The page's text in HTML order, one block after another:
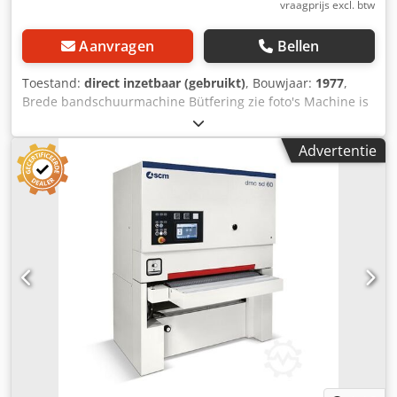
vraagprijs excl. btw
Aanvragen Bellen
Toestand: direct inzetbaar (gebruikt), Bouwjaar: 1977,
Brede bandschuurmachine Bütfering zie foto's Machine is
per direct beschikbaar Cjdpfx Akendccts Esrf Machine
draaide tot enkele dagen geleden probleemloos in
productie maar werd zeer zelden gebruikt
Advertentie